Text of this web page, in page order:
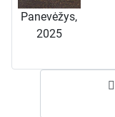
Panevėžys,
2025